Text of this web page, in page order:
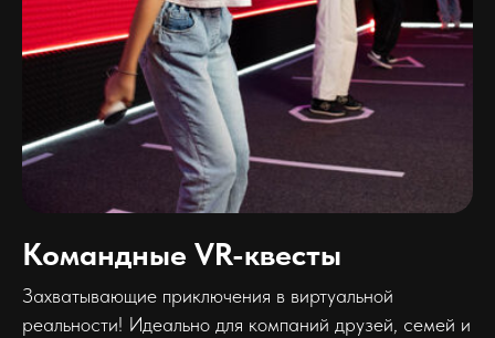
Командные VR-квесты
Захватывающие приключения в виртуальной
реальности! Идеально для компаний друзей, семей и